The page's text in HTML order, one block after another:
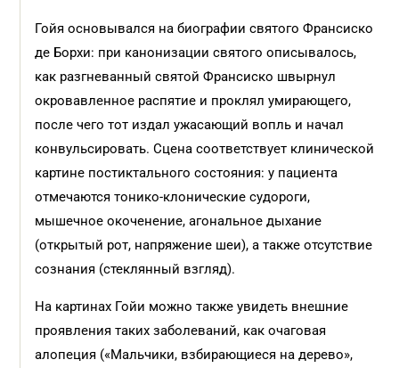
Гойя основывался на биографии святого Франсиско
де Борхи: при канонизации святого описывалось,
как разгневанный святой Франсиско швырнул
окровавленное распятие и проклял умирающего,
после чего тот издал ужасающий вопль и начал
конвульсировать. Сцена соответствует клинической
картине постиктального состояния: у пациента
отмечаются тонико-клонические судороги,
мышечное окоченение, агональное дыхание
(открытый рот, напряжение шеи), а также отсутствие
сознания (стеклянный взгляд).
На картинах Гойи можно также увидеть внешние
проявления таких заболеваний, как очаговая
алопеция («Мальчики, взбирающиеся на дерево»,